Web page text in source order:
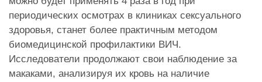
периодических осмотрах в клиниках сексуального
здоровья, станет более практичным методом
биомедицинской профилактики ВИЧ.
Исследователи продолжают свои наблюдение за
макаками, анализируя их кровь на наличие